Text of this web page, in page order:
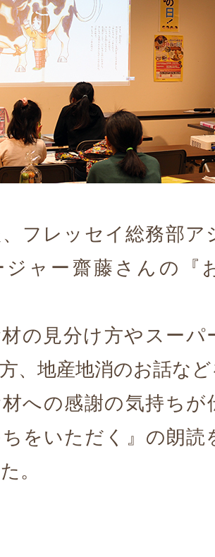
フレッセイ総務部ア
ジャー齋藤さんの『
の見分け方やスーパ
、地産地消のお話な
への感謝の気持ちが
ちをいただく』の朗
。